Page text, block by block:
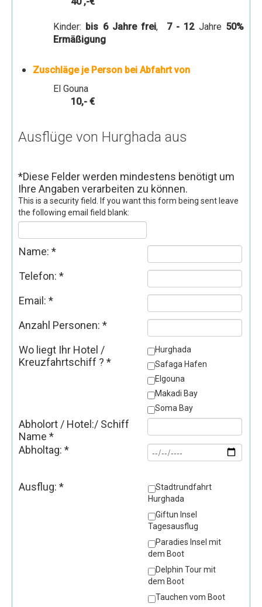
Kinder: bis 6 Jahre frei, 7 - 12Jahre 50%
Ermäßigung
Zuschläge je Person bei Abfahrt von
El Gouna
10,- €
Ausflüge von Hurghada aus
*Diese Felder werden mindestens benötigt um
Ihre Angaben verarbeiten zu können.
This is a security field. If you want this form being sent leave
the following email field blank:
Name: *
Telefon: *
Email: *
Anzahl Personen: *
Wo liegt Ihr Hotel /
Kreuzfahrtschiff ? *
Hurghada
Safaga Hafen
Elgouna
Makadi Bay
Soma Bay
Abholort / Hotel:/ Schiff
Name *
Abholtag: *
Ausflug: *
Stadtrundfahrt
Hurghada
Giftun Insel
Tagesausflug
Paradies Insel mit
dem Boot
Delphin Tour mit
dem Boot
Tauchen vom Boot